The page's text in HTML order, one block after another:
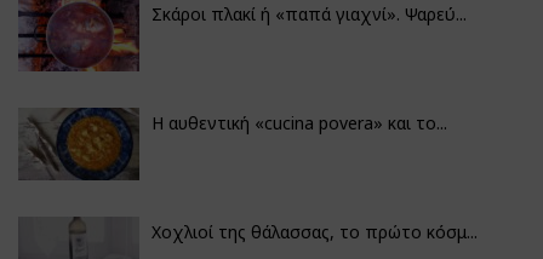
Σκάροι πλακί ή «παπά γιαχνί». Ψαρεύ...
Η αυθεντική «cucina povera» και το...
Χοχλιοί της θάλασσας, το πρώτο κόσμ...